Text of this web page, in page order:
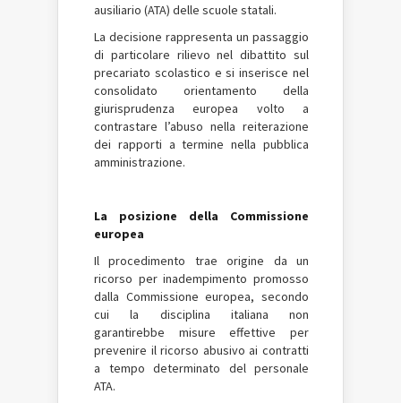
ausiliario (ATA) delle scuole statali.
La decisione rappresenta un passaggio
di particolare rilievo nel dibattito sul
precariato scolastico e si inserisce nel
consolidato orientamento della
giurisprudenza europea volto a
contrastare l’abuso nella reiterazione
dei rapporti a termine nella pubblica
amministrazione.
La posizione della Commissione
europea
Il procedimento trae origine da un
ricorso per inadempimento promosso
dalla Commissione europea, secondo
cui la disciplina italiana non
garantirebbe misure effettive per
prevenire il ricorso abusivo ai contratti
a tempo determinato del personale
ATA.